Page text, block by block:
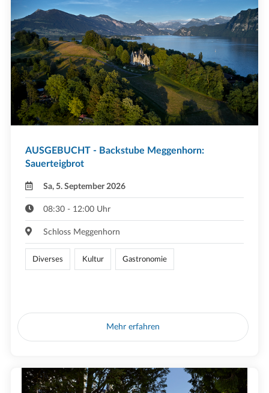
AUSGEBUCHT - Backstube Meggenhorn:
Sauerteigbrot
Sa, 5. September 2026
08:30 - 12:00 Uhr
Schloss Meggenhorn
Diverses Kultur Gastronomie
Mehr erfahren